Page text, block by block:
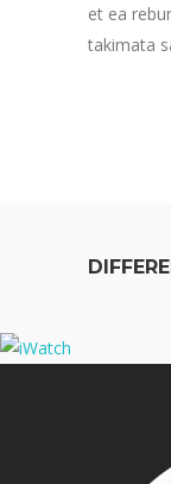
et ea
takimata